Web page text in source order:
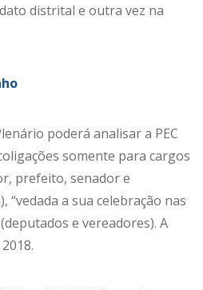
distrital e outra vez na
poderá analisar a PEC
somente para cargos
prefeito, senador e
“vedada a sua celebração nas
e vereadores). A